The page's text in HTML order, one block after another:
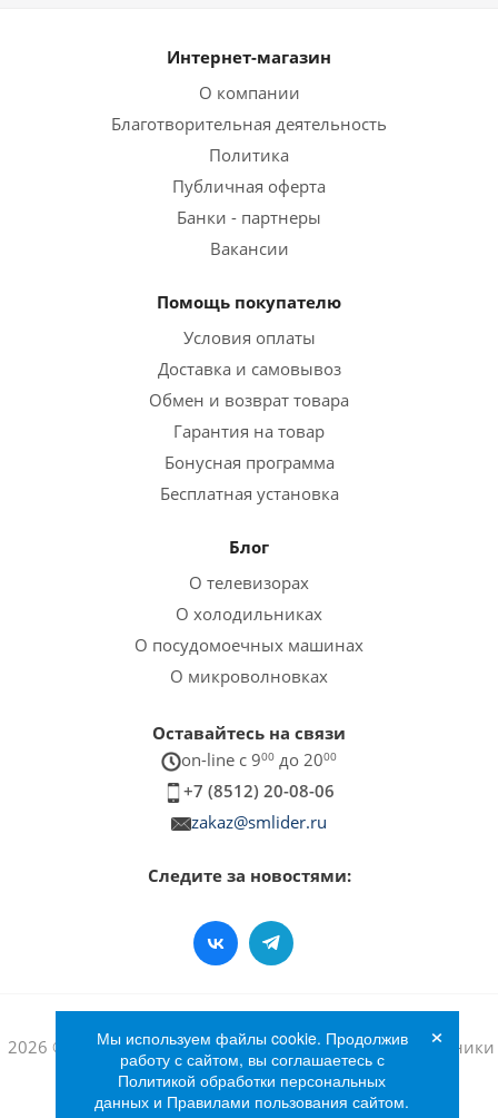
Интернет-магазин
О компании
Благотворительная деятельность
Политика
Публичная оферта
Банки - партнеры
Вакансии
Помощь покупателю
Условия оплаты
Доставка и самовывоз
Обмен и возврат товара
Гарантия на товар
Бонусная программа
Бесплатная установка
Блог
О телевизорах
О холодильниках
О посудомоечных машинах
О микроволновках
Оставайтесь на связи
on-line c 900 до 2000
+7 (8512) 20-08-06
zakaz@smlider.ru
Следите за новостями:
2026 © Интернет-магазин бытовой техники и электроники
«Лидер»
Мы используем файлы cookie. Продолжив
работу с сайтом, вы соглашаетесь с
Политикой обработки персональных
данных и Правилами пользования сайтом.
×